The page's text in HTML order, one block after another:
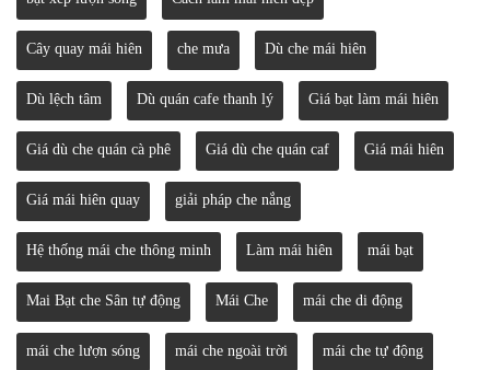
Cây quay mái hiên che mưa Dù che mái hiên
Dù lệch tâm Dù quán cafe thanh lý Giá bạt làm mái hiên
Giá dù che quán cà phê Giá dù che quán caf Giá mái hiên
Giá mái hiên quay giải pháp che nắng
Hệ thống mái che thông minh Làm mái hiên mái bạt
Mai Bạt che Sân tự động Mái Che mái che di động
mái che lượn sóng mái che ngoài trời mái che tự động